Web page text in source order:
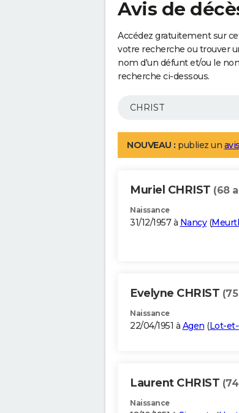
Avis de
Accédez gratuitement sur
votre recherche ou trouver
nom d'un défunt et/ou le
recherche ci-dessous.
NOUVEAU : publiez un
Muriel CHRIST (68
Naissance
31/12/1957 à Nancy(
Evelyne CHRIST
Naissance
22/04/1951 à Agen (Lot-
Laurent CHRIST
Naissance